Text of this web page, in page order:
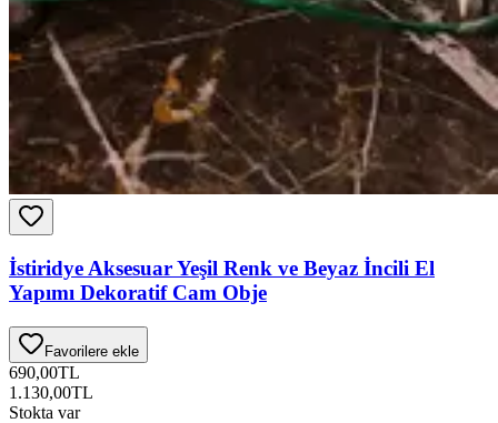
İstiridye Aksesuar Yeşil Renk ve Beyaz İncili El
Yapımı Dekoratif Cam Obje
Favorilere ekle
690,00TL
1.130,00TL
Stokta var